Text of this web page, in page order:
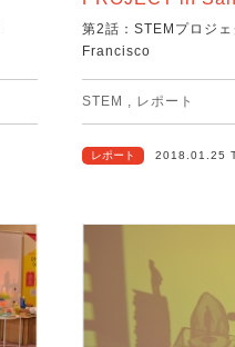
第2話：STEMプロジ
Francisco
STEM , レポート
レポート 2018.01.25